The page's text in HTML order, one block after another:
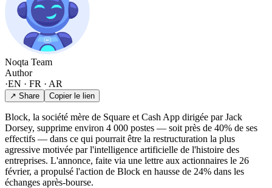
Noqta Team
Author
·EN · FR · AR
↗ Share Copier le lien
Block, la société mère de Square et Cash App dirigée par Jack
Dorsey, supprime environ 4 000 postes — soit près de 40% de ses
effectifs — dans ce qui pourrait être la restructuration la plus
agressive motivée par l'intelligence artificielle de l'histoire des
entreprises. L'annonce, faite via une lettre aux actionnaires le 26
février, a propulsé l'action de Block en hausse de 24% dans les
échanges après-bourse.